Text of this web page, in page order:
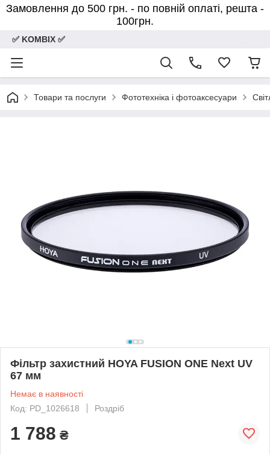
Замовлення до 500 грн. - по повній оплаті, решта -
100грн.
✅ KOMBIX ✅
Товари та послуги Фототехніка і фотоаксесуари
Фільтр захистний HOYA FUSION ONE Next UV
67 мм
Немає в наявності
Код: PD_1026618
Роздріб
1 788 ₴